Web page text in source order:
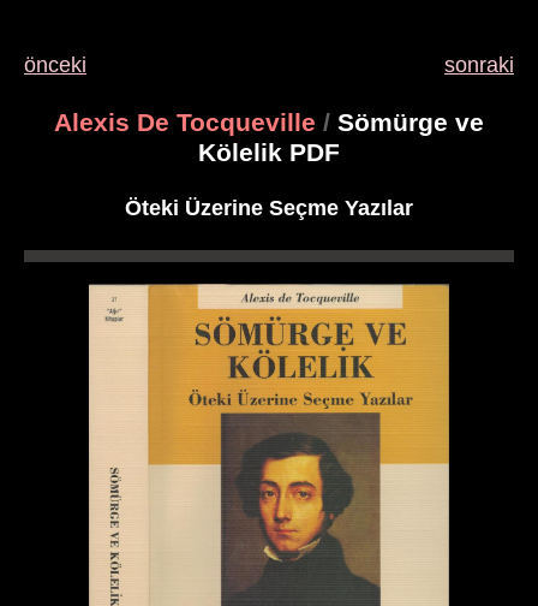
önceki sonraki
Alexis De Tocqueville / Sömürge ve
Kölelik PDF
Öteki Üzerine Seçme Yazılar